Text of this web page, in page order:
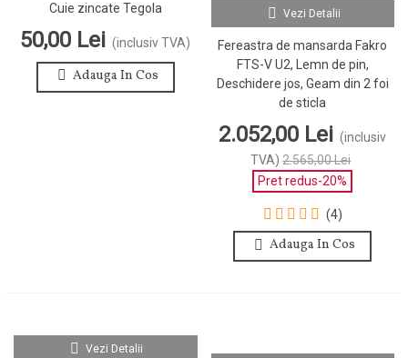
Cuie zincate Tegola
50,00 Lei (inclusiv TVA)
Adauga In Cos
Vezi Detalii
Fereastra de mansarda Fakro
FTS-V U2, Lemn de pin,
Deschidere jos, Geam din 2 foi
de sticla
2.052,00 Lei (inclusiv
TVA) 2.565,00 Lei
Pret redus-20%
(4)
Adauga In Cos
Vezi Detalii